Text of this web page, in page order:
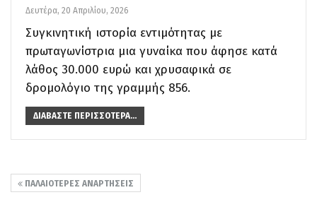
Δευτέρα, 20 Απριλίου, 2026
Συγκινητική ιστορία εντιμότητας με
πρωταγωνίστρια μια γυναίκα που άφησε κατά
λάθος 30.000 ευρώ και χρυσαφικά σε
δρομολόγιο της γραμμής 856.
ΔΙΑΒΆΣΤΕ ΠΕΡΙΣΣΌΤΕΡΑ...
ΠΑΛΑΙΌΤΕΡΕΣ ΑΝΑΡΤΉΣΕΙΣ